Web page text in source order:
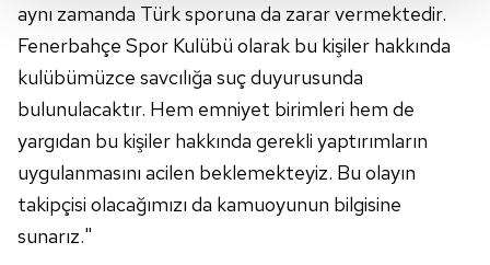
Her halükârda, kullanıcılar, bu çerezlere izin vermedikleri
takdirde, kullanıcılara hedefli reklamlar
gösterilmeyecektir."
Sizlere daha iyi bir hizmet sunabilmek için İnternet
Sitemizde kendimize ve üçüncü kişilere ait çerezler
kullanılmaktadır. Bu çerezler vasıtasıyla çeşitli kişisel
verileriniz işlenmekte olup gerekli olan çerezler bilgi
kullanılmaktadır. Diğer çerezler, sitemizin daha işlevsel
aynı zamanda Türk sporuna da zarar vermektedir.
Fenerbahçe Spor Kulübü olarak bu kişiler hakkında
kulübümüzce savcılığa suç duyurusunda
bulunulacaktır. Hem emniyet birimleri hem de
yargıdan bu kişiler hakkında gerekli yaptırımların
uygulanmasını acilen beklemekteyiz. Bu olayın
takipçisi olacağımızı da kamuoyunun bilgisine
sunarız."